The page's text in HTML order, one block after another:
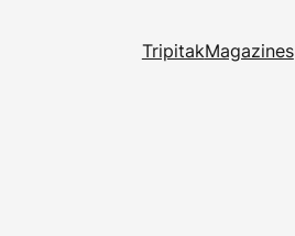
TripitakMagazines